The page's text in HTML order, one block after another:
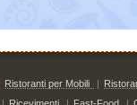
Ristoranti per Mobili |